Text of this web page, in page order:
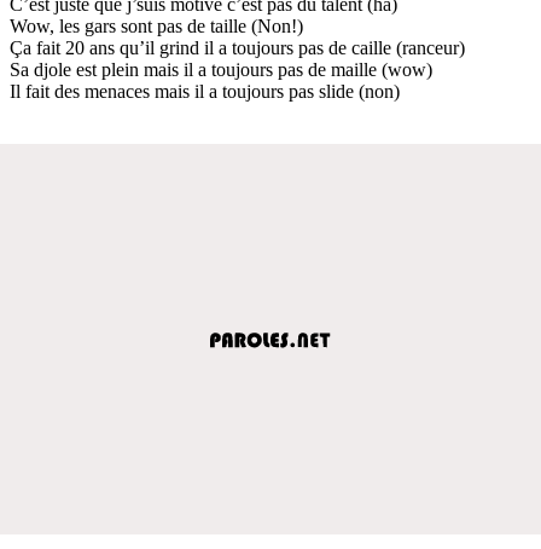
Wow, les gars sont pas de taille (Non!)
Ça fait 20 ans qu’il grind il a toujours pas de caille (ranceur)
Sa djole est plein mais il a toujours pas de maille (wow)
Il fait des menaces mais il a toujours pas slide (non)